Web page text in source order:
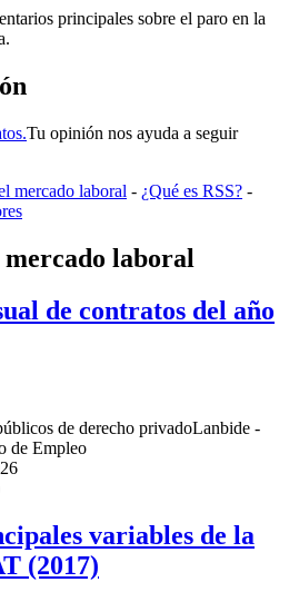
principales sobre el paro en la
Tu opinión nos ayuda a seguir
mercado laboral - ¿Qué es RSS? -
laboral
de contratos del año
de derecho privadoLanbide -
de Empleo
variables de la
(2017)